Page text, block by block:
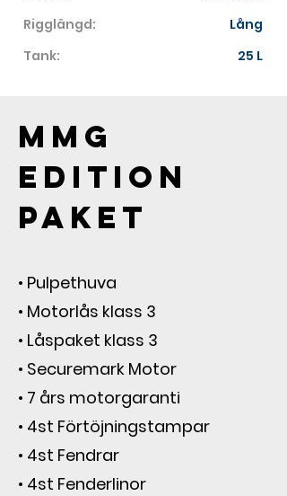
Rigglängd:
Lång
Tank:
25 L
MMG
Edition
paket
• Pulpethuva
• Motorlås klass 3
• Låspaket klass 3
• Securemark Motor
• 7 års motorgaranti
• 4st Förtöjningstampar
• 4st Fendrar
• 4st Fenderlinor